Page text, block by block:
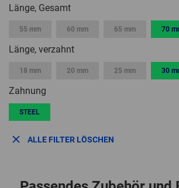
Länge, Gesamt
55 mm 60 mm 65 mm 70
Länge, verzahnt
18 mm 20 mm 25 mm 30
Zahnung
STEEL
ALLE FILTER LÖSCHEN